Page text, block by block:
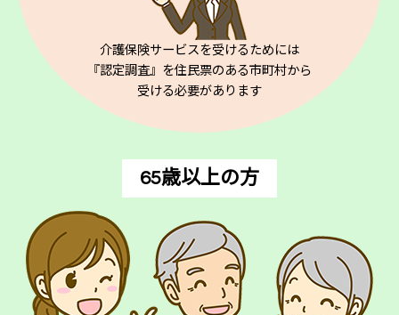
介護保険サービスを受けるためには
『認定調査』を住民票のある市町村から
受ける必要があります
65歳以上の方